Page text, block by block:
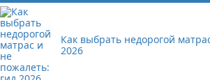
Как выбрать недорогой
2026